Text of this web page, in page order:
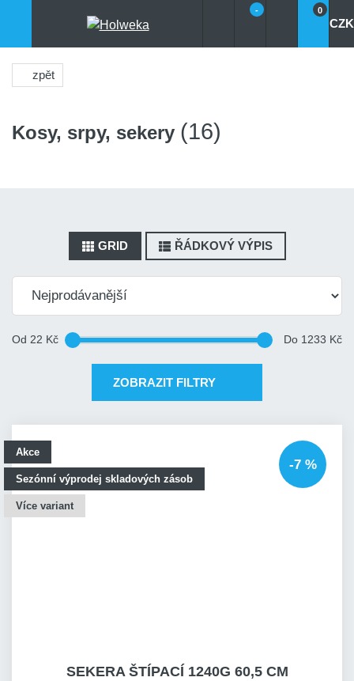
- 0
CZK
zpět
Kosy, srpy, sekery (16)
GRID ŘÁDKOVÝ VÝPIS
Od 22 Kč Do 1233 Kč
ZOBRAZIT FILTRY
Akce
Sezónní výprodej skladových zásob
Více variant
-7 %
SEKERA ŠTÍPACÍ 1240G 60,5 CM